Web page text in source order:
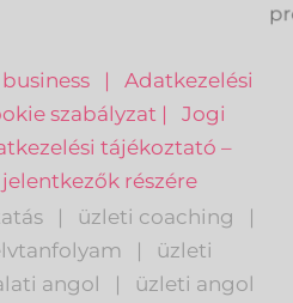
| Adatkezelési
szabályzat | Jogi
tájékoztató –
részére
| üzleti coaching
|
|
üzleti
angol |
üzleti angol